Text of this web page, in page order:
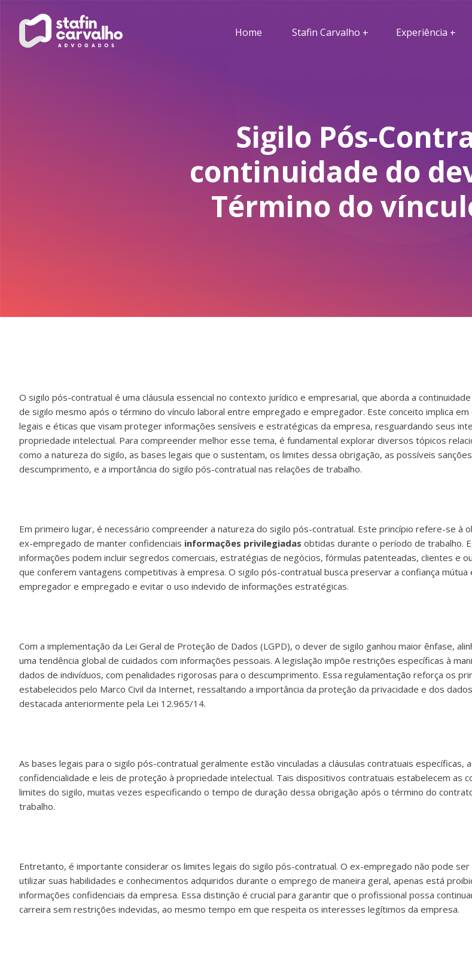
Home Stafin Carvalho Experiência
Sigilo Pós-
continuidade do
Término do
O sigilo pós-contratual é uma cláusula essencial no contexto jurídico e empresarial, que aborda a
de sigilo mesmo após o término do vínculo laboral entre empregado e empregador. Este conceito implica em
legais e éticas que visam proteger informações sensíveis e estratégicas da empresa, resguardando seus
propriedade intelectual. Para compreender melhor esse tema, é fundamental explorar diversos tópicos
como a natureza do sigilo, as bases legais que o sustentam, os limites dessa obrigação, as possíveis
descumprimento, e a importância do sigilo pós-contratual nas relações de trabalho.
Em primeiro lugar, é necessário compreender a natureza do sigilo pós-contratual. Este princípio refere-se à
ex-empregado de manter confidenciais informações privilegiadas obtidas durante o período de trabalho.
informações podem incluir segredos comerciais, estratégias de negócios, fórmulas patenteadas, clientes e
que conferem vantagens competitivas à empresa. O sigilo pós-contratual busca preservar a confiança mútua
empregador e empregado e evitar o uso indevido de informações estratégicas.
Com a implementação da Lei Geral de Proteção de Dados (LGPD), o dever de sigilo ganhou maior ênfase,
uma tendência global de cuidados com informações pessoais. A legislação impõe restrições específicas à
dados de indivíduos, com penalidades rigorosas para o descumprimento. Essa regulamentação reforça os
estabelecidos pelo Marco Civil da Internet, ressaltando a importância da proteção da privacidade e dos
destacada anteriormente pela Lei 12.965/14.
As bases legais para o sigilo pós-contratual geralmente estão vinculadas a cláusulas contratuais específicas,
confidencialidade e leis de proteção à propriedade intelectual. Tais dispositivos contratuais estabelecem as
limites do sigilo, muitas vezes especificando o tempo de duração dessa obrigação após o término do
trabalho.
Entretanto, é importante considerar os limites legais do sigilo pós-contratual. O ex-empregado não pode
utilizar suas habilidades e conhecimentos adquiridos durante o emprego de maneira geral, apenas está
informações confidenciais da empresa. Essa distinção é crucial para garantir que o profissional possa
carreira sem restrições indevidas, ao mesmo tempo em que respeita os interesses legítimos da empresa.